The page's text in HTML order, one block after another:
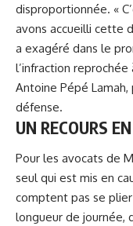
disproportionnée. «
avons accueilli cette
a exagéré dans le
l’infraction reprochée
Antoine Pépé
défense.
UN RECOURS
Pour les avocats de
seul qui est mis en
comptent pas se
longueur de journée,